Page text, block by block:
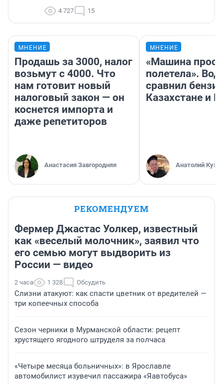
4 727 15
МНЕНИЕ
Продашь за 3000, налог
возьмут с 4000. Что
нам готовит новый
налоговый закон — он
коснется импорта и
даже репетиторов
Анастасия Завгородняя
МНЕНИЕ
«Машина
полетела».
сравнил
Казахстане и
Анатолий
РЕКОМЕНДУЕМ
Фермер Джастас Уолкер, известный
как «веселый молочник», заявил что
его семью могут выдворить из
России — видео
2 часа 1 328 Обсудить
Слизни атакуют: как спасти цветник от вредителей —
три копеечных способа
Сезон черники в Мурманской области: рецепт
хрустящего ягодного штруделя за полчаса
«Четыре месяца больничных»: в Ярославле
автомобилист изувечил пассажира «Яавтобуса»